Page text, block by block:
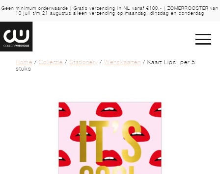
Geen minimum orderwaarde | Gratis verzending in NL vanaf €100,- | ZOMERROOSTER van
10 juli t/m 21 augustus alleen verzending op maandag, dinsdag en donderdag
Home / Collectie /Stationery / Wenskaarten / Kaart Lips, per 5
stuks